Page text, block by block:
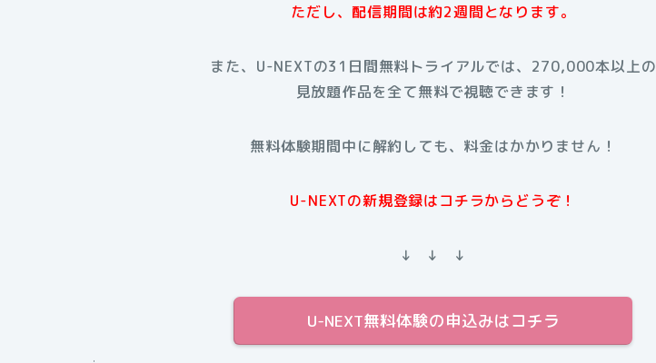
ただし、配信期間は約2週間となります。
また、U-NEXTの31日間無料トライアルでは、270,000本以上の
見放題作品を全て無料で視聴できます！
無料体験期間中に解約しても、料金はかかりません！
U-NEXTの新規登録はコチラからどうぞ！
↓ ↓ ↓
U-NEXT無料体験の申込みはコチラ
.